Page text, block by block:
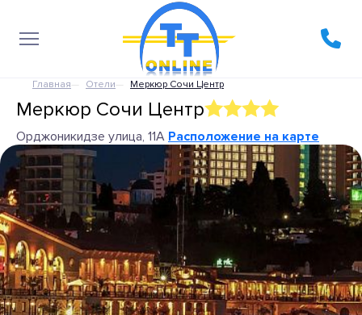
Главная Отели Меркюр Сочи Центр
Меркюр Сочи Центр
Орджоникидзе улица, 11А Расположение на карте